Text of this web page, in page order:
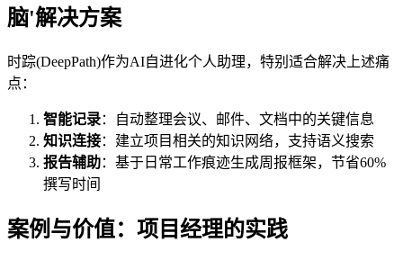
脑'解决方案
时踪(DeepPath)作为AI自进化个人助理，特别适合解决上述痛
点：
智能记录：自动整理会议、邮件、文档中的关键信息
知识连接：建立项目相关的知识网络，支持语义搜索
报告辅助：基于日常工作痕迹生成周报框架，节省60%
撰写时间
案例与价值：项目经理的实践